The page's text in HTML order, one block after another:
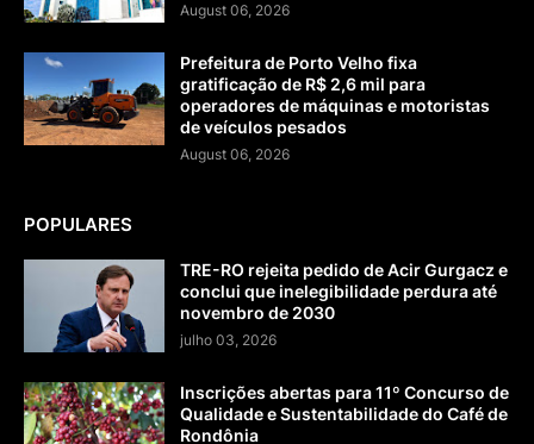
August 06, 2026
Prefeitura de Porto Velho fixa
gratificação de R$ 2,6 mil para
operadores de máquinas e motoristas
de veículos pesados
August 06, 2026
POPULARES
TRE-RO rejeita pedido de Acir Gurgacz e
conclui que inelegibilidade perdura até
novembro de 2030
julho 03, 2026
Inscrições abertas para 11º Concurso de
Qualidade e Sustentabilidade do Café de
Rondônia